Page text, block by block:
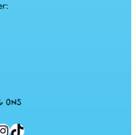
ONS
TikTok